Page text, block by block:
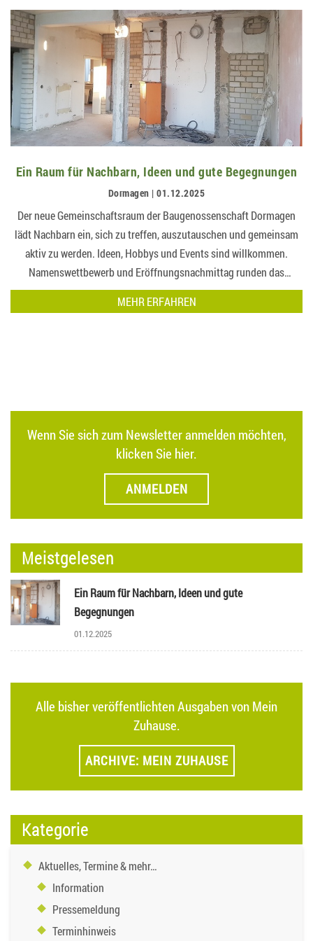
Ein Raum für Nachbarn, Ideen und gute Begegnungen
Dormagen | 01.12.2025
Der neue Gemeinschaftsraum der Baugenossenschaft Dormagen
lädt Nachbarn ein, sich zu treffen, auszutauschen und gemeinsam
aktiv zu werden. Ideen, Hobbys und Events sind willkommen.
Namenswettbewerb und Eröffnungsnachmittag runden das
Programm a…
MEHR ERFAHREN
Wenn Sie sich zum Newsletter anmelden möchten,
klicken Sie hier.
ANMELDEN
Meistgelesen
Ein Raum für Nachbarn, Ideen und gute
Begegnungen
01.12.2025
Alle bisher veröffentlichten Ausgaben von Mein
Zuhause.
ARCHIVE: MEIN ZUHAUSE
Kategorie
Aktuelles, Termine & mehr…
Information
Pressemeldung
Terminhinweis